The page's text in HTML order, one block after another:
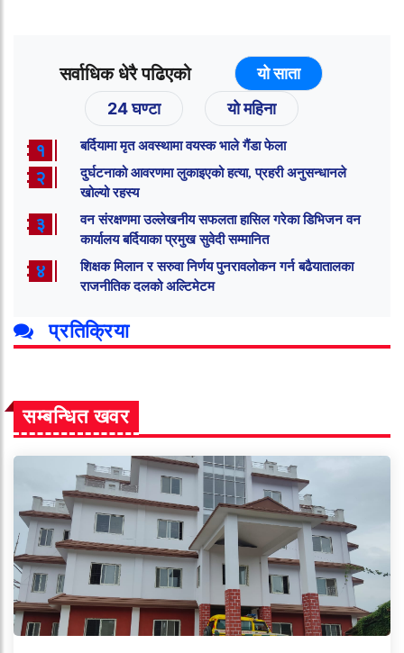
सर्वाधिक धेरै पढिएको
यो साता
24 घण्टा
यो महिना
१ बर्दियामा मृत अवस्थामा वयस्क भाले गैंडा फेला
२
दुर्घटनाको आवरणमा लुकाइएको हत्या, प्रहरी अनुसन्धानले
खोल्यो रहस्य
३
वन संरक्षणमा उल्लेखनीय सफलता हासिल गरेका डिभिजन वन
कार्यालय बर्दियाका प्रमुख सुवेदी सम्मानित
४
शिक्षक मिलान र सरुवा निर्णय पुनरावलोकन गर्न बढैयातालका
राजनीतिक दलको अल्टिमेटम
प्रतिक्रिया
सम्बन्धित खवर